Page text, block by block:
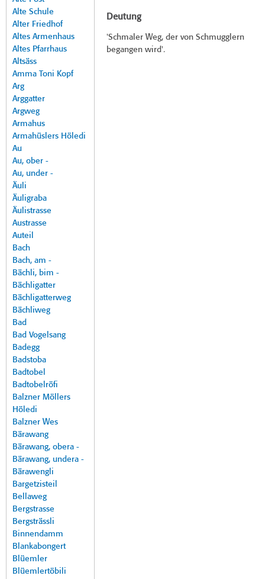
Alte Schule
Alter Friedhof
Altes Armenhaus
Altes Pfarrhaus
Altsäss
Amma Toni Kopf
Arg
Arggatter
Argweg
Armahus
Armahüslers Höledi
Au
Au, ober -
Au, under -
Äuli
Äuligraba
Äulistrasse
Austrasse
Auteil
Bach
Bach, am -
Bächli, bim -
Bächligatter
Bächligatterweg
Bächliweg
Bad
Bad Vogelsang
Badegg
Badstoba
Badtobel
Badtobelröfi
Balzner Möllers
Höledi
Balzner Wes
Bärawang
Bärawang, obera -
Bärawang, undera -
Bärawengli
Bargetzisteil
Bellaweg
Bergstrasse
Bergsträssli
Binnendamm
Blankabongert
Blüemler
Blüemlertöbili
Deutung
'Schmaler Weg, der von Schmugglern
begangen wird'.